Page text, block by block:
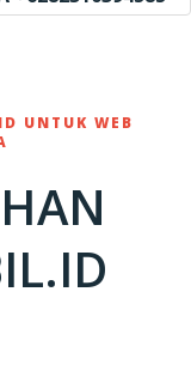
UNTUK WEB